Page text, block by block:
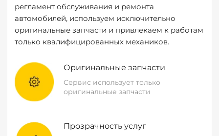
регламент обслуживания и ремонта
автомобилей, используем исключительно
оригинальные запчасти и привлекаем к работам
только квалифицированных механиков.
Оригинальные запчасти
Сервис использует только
оригинальные запчасти
Прозрачность услуг